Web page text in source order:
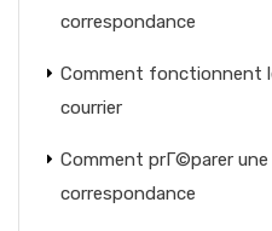
correspondance
Comment fonctionnent
courrier
Comment prГ©parer
correspondance